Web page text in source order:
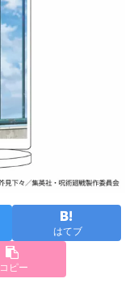
はてブ
コピー